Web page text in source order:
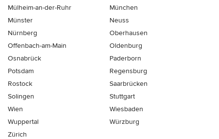
Mülheim-an-der-Ruhr
München
Münster
Neuss
Nürnberg
Oberhausen
Offenbach-am-Main
Oldenburg
Osnabrück
Paderborn
Potsdam
Regensburg
Rostock
Saarbrücken
Solingen
Stuttgart
Wien
Wiesbaden
Wuppertal
Würzburg
Zürich